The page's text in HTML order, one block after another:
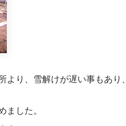
り、雪解けが遅い事もあり、
ました。